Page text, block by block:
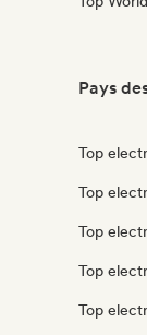
Pays
Top
Top
Top
Top
Top